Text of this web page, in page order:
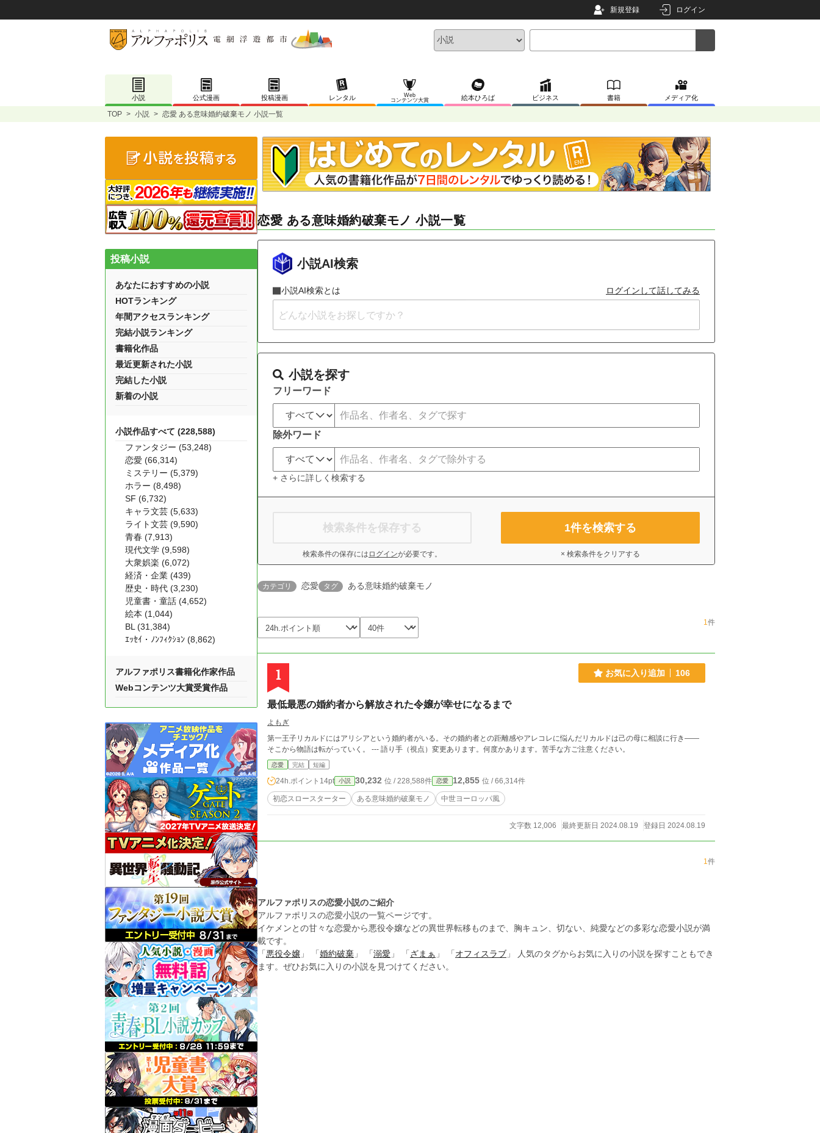
新規登録 ログイン
小説 公式漫画 投稿漫画 レンタル
Web
コンテンツ大賞
絵本ひろば ビジネス 書籍 メディア化
TOP > 小説 > 恋愛 ある意味婚約破棄モノ 小説一覧
恋愛 ある意味婚約破棄モノ 小説一覧
小説AI検索
小説AI検索とは ログインして話してみる
小説を探す
フリーワード
除外ワード
+ さらに詳しく検索する
検索条件を保存する
検索条件の保存には ログインが必要です。
1件を検索する
× 検索条件をクリアする
カテゴリ 恋愛 タグ ある意味婚約破棄モノ
1件
1 お気に入り追加 106
最低最悪の婚約者から解放された令嬢が幸せになるまで
よもぎ
第一王子リカルドにはアリシアという婚約者がいる。その婚約者との距離感やアレコレに悩んだリカルドは己の母に相談に行き――
そこから物語は転がっていく。 --- 語り手（視点）変更あります。何度かあります。苦手な方ご注意ください。
恋愛 完結 短編
24h.ポイント 14pt 小説 30,232 位 / 228,588件 恋愛 12,855 位 / 66,314件
初恋スロースターター ある意味婚約破棄モノ 中世ヨーロッパ風
文字数 12,006 最終更新日 2024.08.19 登録日 2024.08.19
1件
アルファポリスの恋愛小説のご紹介
アルファポリスの恋愛小説の一覧ページです。
イケメンとの甘々な恋愛から悪役令嬢などの異世界転移ものまで、胸キュン、切ない、純愛などの多彩な恋愛小説が満
載です。
「 悪役令嬢 」 「 婚約破棄 」 「 溺愛 」 「 ざまぁ 」 「 オフィスラブ 」 人気のタグからお気に入りの小説を探すこともでき
ます。ぜひお気に入りの小説を見つけてください。
投稿小説
あなたにおすすめの小説
HOTランキング
年間アクセスランキング
完結小説ランキング
書籍化作品
最近更新された小説
完結した小説
新着の小説
小説作品すべて (228,588)
ファンタジー (53,248)
恋愛 (66,314)
ミステリー (5,379)
ホラー (8,498)
SF (6,732)
キャラ文芸 (5,633)
ライト文芸 (9,590)
青春 (7,913)
現代文学 (9,598)
大衆娯楽 (6,072)
経済・企業 (439)
歴史・時代 (3,230)
児童書・童話 (4,652)
絵本 (1,044)
BL (31,384)
ｴｯｾｲ・ﾉﾝﾌｨｸｼｮﾝ (8,862)
アルファポリス書籍化作家作品
Webコンテンツ大賞受賞作品